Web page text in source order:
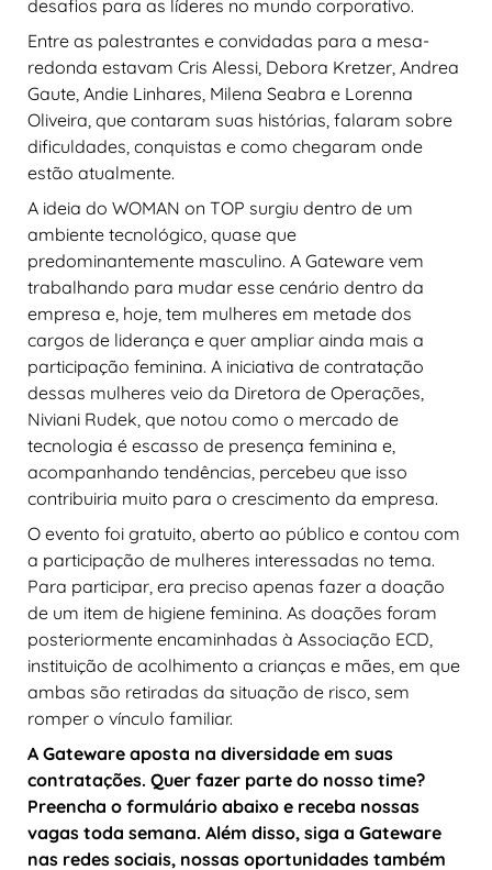
desafios para as líderes no mundo corporativo.
Entre as palestrantes e convidadas para a mesa-
redonda estavam Cris Alessi, Debora Kretzer, Andrea
Gaute, Andie Linhares, Milena Seabra e Lorenna
Oliveira, que contaram suas histórias, falaram sobre
dificuldades, conquistas e como chegaram onde
estão atualmente.
A ideia do WOMAN on TOP surgiu dentro de um
ambiente tecnológico, quase que
predominantemente masculino. A Gateware vem
trabalhando para mudar esse cenário dentro da
empresa e, hoje, tem mulheres em metade dos
cargos de liderança e quer ampliar ainda mais a
participação feminina. A iniciativa de contratação
dessas mulheres veio da Diretora de Operações,
Niviani Rudek, que notou como o mercado de
tecnologia é escasso de presença feminina e,
acompanhando tendências, percebeu que isso
contribuiria muito para o crescimento da empresa.
O evento foi gratuito, aberto ao público e contou com
a participação de mulheres interessadas no tema.
Para participar, era preciso apenas fazer a doação
de um item de higiene feminina. As doações foram
posteriormente encaminhadas à Associação ECD,
instituição de acolhimento a crianças e mães, em que
ambas são retiradas da situação de risco, sem
romper o vínculo familiar.
A Gateware aposta na diversidade em suas
contratações. Quer fazer parte do nosso time?
Preencha o formulário abaixo e receba nossas
vagas toda semana. Além disso, siga a Gateware
nas redes sociais, nossas oportunidades também